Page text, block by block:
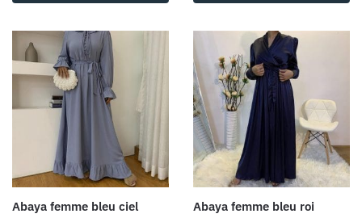
Abaya femme bleu ciel Abaya femme bleu roi